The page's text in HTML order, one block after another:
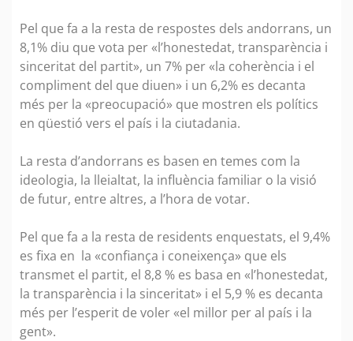
Pel que fa a la resta de respostes dels andorrans, un
8,1% diu que vota per «l’honestedat, transparència i
sinceritat del partit», un 7% per «la coherència i el
compliment del que diuen» i un 6,2% es decanta
més per la «preocupació» que mostren els polítics
en qüestió vers el país i la ciutadania.
La resta d’andorrans es basen en temes com la
ideologia, la lleialtat, la influència familiar o la visió
de futur, entre altres, a l’hora de votar.
Pel que fa a la resta de residents enquestats, el 9,4%
es fixa en la «confiança i coneixença» que els
transmet el partit, el 8,8 % es basa en «l’honestedat,
la transparència i la sinceritat» i el 5,9 % es decanta
més per l’esperit de voler «el millor per al país i la
gent».